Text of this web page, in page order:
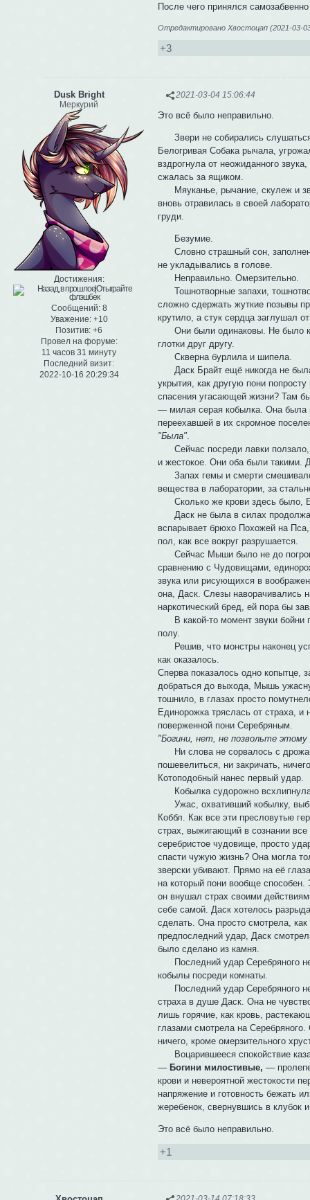
После чего принялся
Отредактировано Хвостоцап (2021-03-
+3
2021-03-04 15:06:44
Dusk Bright
Меркурий
Достижения:
Сообщений:8
Уважение: +10
Позитив: +6
Провел на форуме:
11 часов 31 минуту
Последний визит:
2022-10-16 20:29:34
Это всё было неправильно.
Звери не собирались слушаться,
Белогривая Собака рычала,
вздрогнула от неожиданного
сжалась за ящиком.
Мяуканье, рычание, скулеж и
вновь отравилась в своей
груди.
Безумие.
Словно страшный сон,
не укладывались в голове.
Неправильно. Омерзительно.
Тошнотворные запахи,
сложно сдержать жуткие позывы
крутило, а стук сердца заглушал
Они были одинаковы. Не было
глотки друг другу.
Скверна бурлила и шипела.
Даск Брайт ещё никогда не была
укрытия, как другую пони
спасения угасающей жизни? Там
— милая серая кобылка. Она была
переехавшей в их скромное
"Была".
Сейчас посреди лавки ползало,
и жестокое. Они оба были
Запах гемы и смерти
вещества в лаборатории, за
Сколько же крови здесь было,
Даск не была в силах
вспарывает брюхо Похожей на
пол, как все вокруг разрушается.
Сейчас Мыши было не до
сравнению с Чудовищами,
звука или рисующихся в
она, Даск. Слезы наворачивались
наркотический бред, ей пора бы
В какой-то момент звуки бойни
полу.
Решив, что монстры наконец
как оказалось.
Сперва показалось одно копытце,
добраться до выхода, Мышь
тошнило, в глазах просто
Единорожка тряслась от страха,
поверженной пони Серебряным.
"Богини, нет, не позвольте этому
Ни слова не сорвалось с
пошевелиться, ни закричать,
Котоподобный нанес первый удар.
Кобылка судорожно всхлипнула
Ужас, охвативший кобылку,
Коббл. Как все эти пресловутые
страх, выжигающий в сознании все
серебристое чудовище, просто
спасти чужую жизнь? Она могла
зверски убивают. Прямо на её
на который пони вообще
он внушал страх своими
себе самой. Даск хотелось
сделать. Она просто смотрела,
предпоследний удар, Даск
было сделано из камня.
Последний удар Серебряного не
кобылы посреди комнаты.
Последний удар Серебряного не
страха в душе Даск. Она не
лишь горячие, как кровь,
глазами смотрела на
ничего, кроме омерзительного
Воцарившееся спокойствие
— Богини милостивые, —
крови и невероятной жестокости
напряжение и готовность бежать
жеребенок, свернувшись в клубок
Это всё было неправильно.
+1